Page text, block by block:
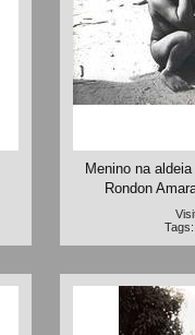
Menino na
Rondon